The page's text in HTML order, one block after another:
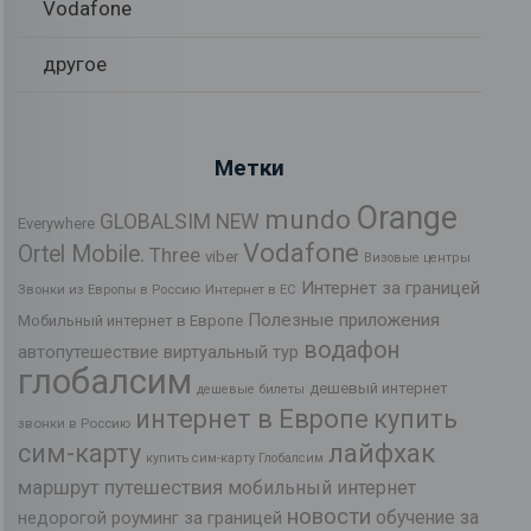
Vodafone
другое
Метки
Everywhere GLOBALSIM NEW mundo Orange
Ortel Mobile. Three viber Vodafone Визовые центры
Звонки из Европы в Россию Интернет в ЕС Интернет за границей
Мобильный интернет в Европе Полезные приложения
автопутешествие виртуальный тур водафон
глобалсим дешевые билеты дешевый интернет
звонки в Россию интернет в Европе купить
сим-карту купить сим-карту Глобалсим лайфхак
маршрут путешествия мобильный интернет
недорогой роуминг за границей новости обучение за